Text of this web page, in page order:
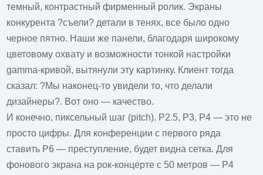
темный, контрастный фирменный ролик. Экраны
конкурента ?съели? детали в тенях, все было одно
черное пятно. Наши же панели, благодаря широкому
цветовому охвату и возможности тонкой настройки
gamma-кривой, вытянули эту картинку. Клиент тогда
сказал: ?Мы наконец-то увидели то, что делали
дизайнеры?. Вот оно — качество.
И конечно, пиксельный шаг (pitch). P2.5, P3, P4 — это не
просто цифры. Для конференции с первого ряда
ставить P6 — преступление, будет видна сетка. Для
фонового экрана на рок-концерте с 50 метров — P4